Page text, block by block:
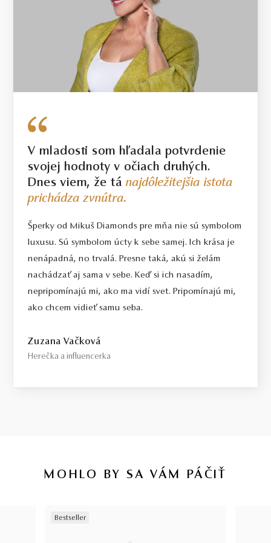
ŽLTÉ ZLATO
2.65 g
VÁHA
V mladosti som hľadala potvrdenie
svojej hodnoty v očiach druhých.
Dnes viem, že tánajdôležitejšia istota
prichádza zvnútra.
Šperky od Mikuš Diamonds pre mňa nie sú symbolom
luxusu. Sú symbolom úcty k sebe samej. Ich krása je
nenápadná, no trvalá. Presne taká, akú si želám
nachádzať aj sama v sebe. Keď si ich nasadím,
nepripomínajú mi, ako ma vidí svet. Pripomínajú mi,
ako chcem vidieť samu seba.
Zuzana Vačková
Herečka a influencerka
MOHLO BY SA VÁM PÁČIŤ
Bestseller